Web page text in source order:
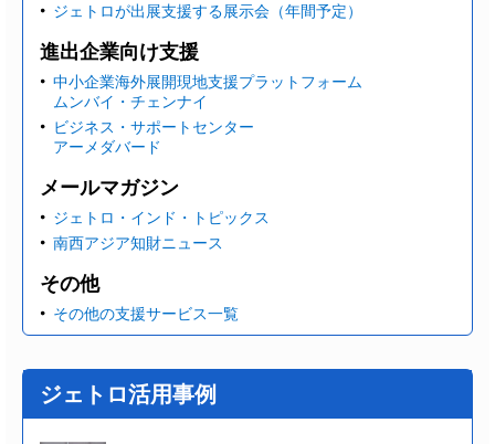
ジェトロが出展支援する展示会（年間予定）
進出企業向け支援
中小企業海外展開現地支援プラットフォーム
ムンバイ・チェンナイ
ビジネス・サポートセンター
アーメダバード
メールマガジン
ジェトロ・インド・トピックス
南西アジア知財ニュース
その他
その他の支援サービス一覧
ジェトロ活用事例